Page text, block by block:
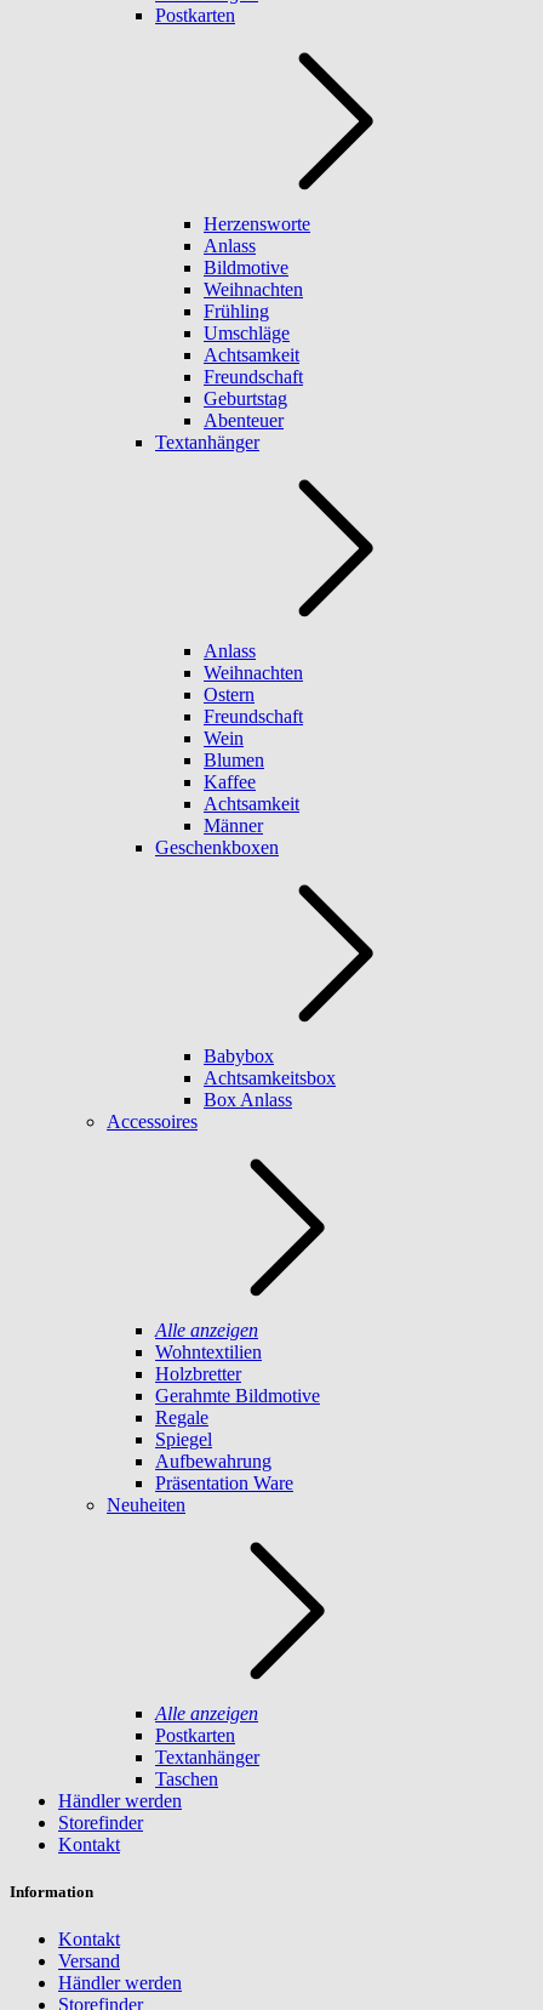
Postkarten
Herzensworte
Anlass
Bildmotive
Weihnachten
Frühling
Umschläge
Achtsamkeit
Freundschaft
Geburtstag
Abenteuer
Textanhänger
Anlass
Weihnachten
Ostern
Freundschaft
Wein
Blumen
Kaffee
Achtsamkeit
Männer
Geschenkboxen
Babybox
Achtsamkeitsbox
Box Anlass
Accessoires
Alle anzeigen
Wohntextilien
Holzbretter
Gerahmte Bildmotive
Regale
Spiegel
Aufbewahrung
Präsentation Ware
Neuheiten
Alle anzeigen
Postkarten
Textanhänger
Taschen
Händler werden
Storefinder
Kontakt
Information
Kontakt
Versand
Händler werden
Storefinder